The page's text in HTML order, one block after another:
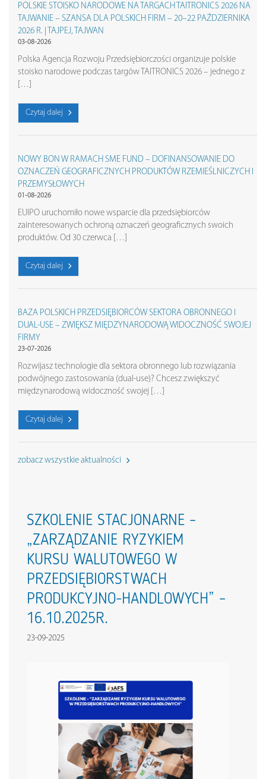
POLSKIE STOISKO NARODOWE NA TARGACH TAITRONICS 2026 NA
TAJWANIE – SZANSA DLA POLSKICH FIRM – 20–22 PAŹDZIERNIKA
2026 R. | TAJPEJ, TAJWAN
03-08-2026
Polska Agencja Rozwoju Przedsiębiorczości organizuje polskie
stoisko narodowe podczas targów TAITRONICS 2026 – jednego z
[…]
Czytaj dalej
NOWY BON W RAMACH SME FUND – DOFINANSOWANIE DO
OZNACZEŃ GEOGRAFICZNYCH PRODUKTÓW RZEMIEŚLNICZYCH I
PRZEMYSŁOWYCH
01-08-2026
EUIPO uruchomiło nowe wsparcie dla przedsiębiorców
zainteresowanych ochroną oznaczeń geograficznych swoich
produktów. Od 30 czerwca […]
Czytaj dalej
BAZA POLSKICH PRZEDSIĘBIORCÓW SEKTORA OBRONNEGO I
DUAL-USE – ZWIĘKSZ MIĘDZYNARODOWĄ WIDOCZNOŚĆ SWOJEJ
FIRMY
23-07-2026
Rozwijasz technologie dla sektora obronnego lub rozwiązania
podwójnego zastosowania (dual-use)? Chcesz zwiększyć
międzynarodową widoczność swojej […]
Czytaj dalej
zobacz wszystkie aktualności
SZKOLENIE STACJONARNE –
„ZARZĄDZANIE RYZYKIEM
KURSU WALUTOWEGO W
PRZEDSIĘBIORSTWACH
PRODUKCYJNO-HANDLOWYCH” –
16.10.2025R.
23-09-2025